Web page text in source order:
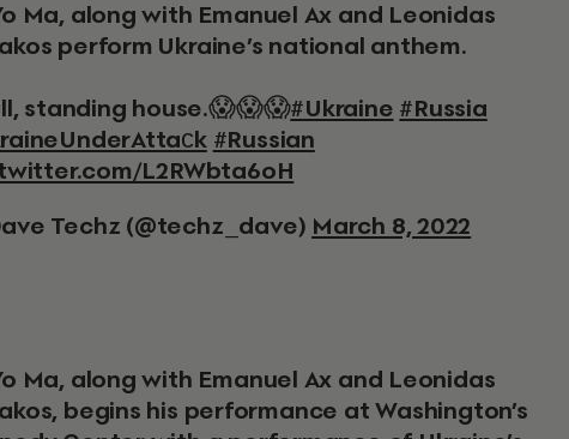
Ma, along with Emanuel Ax and Leonidas
perform Ukraine’s national anthem.
standing house.😱😱😱#Ukraine #Russia
#Russian
L2RWbta6oH
Techz (@techz_dave) March 8, 2022
begins his performance at Washington’s